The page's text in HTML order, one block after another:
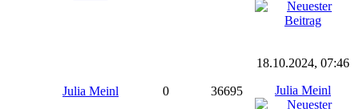
Julia Meinl 0 36695
18.10.2024, 07:46
Julia Meinl